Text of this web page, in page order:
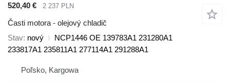
520,40 € 2 237 PLN
Časti motora - olejový chladič
Stav nový
NCP1446 OE 139783A1 231280A1
233817A1 235811A1 277114A1 291288A1
Poľsko, Kargowa